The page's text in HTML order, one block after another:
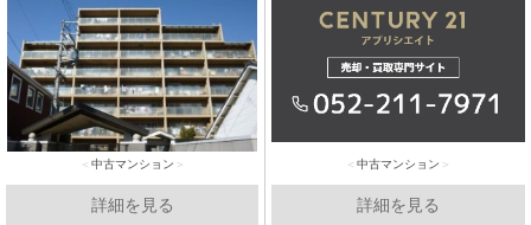
中古マンション
詳細を見る
中古マンション
詳細を見る